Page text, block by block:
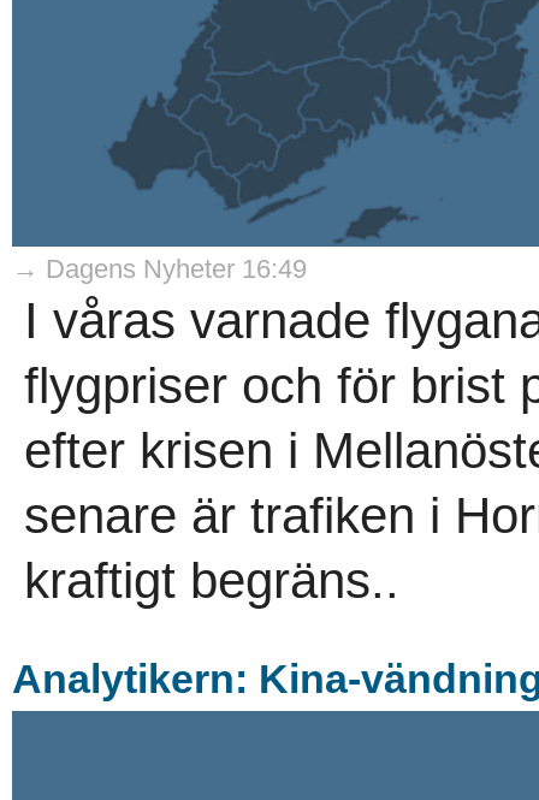
→ Dagens Nyheter 16:49
I våras varnade
flygpriser och för brist
efter krisen i
senare är trafiken i
kraftigt begräns..
Analytikern: Kina-